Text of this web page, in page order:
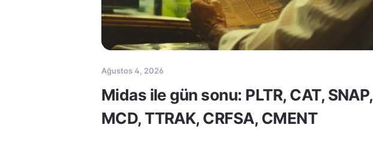
Ağustos 4, 2026
Midas ile gün sonu: PLTR, CAT, SNAP,
MCD, TTRAK, CRFSA, CMENT